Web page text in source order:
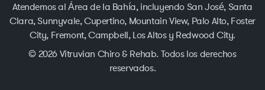
Atendemos al Área de la Bahía, incluyendo San José, Santa
Clara, Sunnyvale, Cupertino, Mountain View, Palo Alto, Foster
City, Fremont, Campbell, Los Altos y Redwood City.
© 2026 Vitruvian Chiro & Rehab. Todos los derechos
reservados.